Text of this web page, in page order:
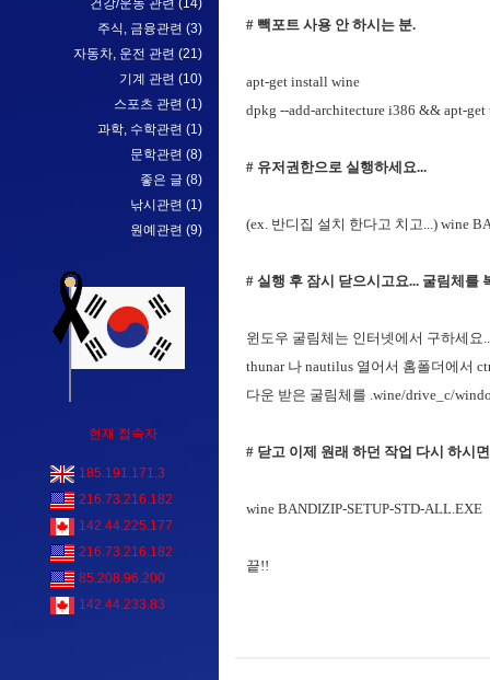
건강/운동 관련 (14)
주식, 금융관련 (3)
자동차, 운전 관련 (21)
기계 관련 (10)
스포츠 관련 (1)
과학, 수학관련 (1)
문학관련 (8)
좋은 글 (8)
낚시관련 (1)
원예관련 (9)
현재 접속자
185.191.171.3
216.73.216.182
142.44.225.177
216.73.216.182
85.208.96.200
142.44.233.83
# 빽포트 사용 안 하시는 분.
apt-get install wine
dpkg --add-architecture i386 && apt-
# 유저권한으로 실행하세요...
(ex. 반디집 설치 한다고 치고...) wine
# 실행 후 잠시 닫으시고요... 굴림체를
윈도우 굴림체는 인터넷에서 구하세요
thunar 나 nautilus 열어서 홈폴더에서
다운 받은 굴림체를 .wine/drive_c/
# 닫고 이제 원래 하던 작업 다시 하시
wine BANDIZIP-SETUP-STD-ALL.EXE
끝!!